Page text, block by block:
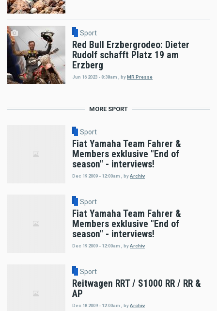
Sport
Red Bull Erzbergrodeo: Dieter
Rudolf schafft Platz 19 am
Erzberg
Jun 16 2023 - 8:38am byMR Presse
MORE SPORT
Sport
Fiat Yamaha Team Fahrer &
Members exklusive "End of
season" - interviews!
Dec 19 2009 - 12:00am , byArchiv
Sport
Fiat Yamaha Team Fahrer &
Members exklusive "End of
season" - interviews!
Dec 19 2009 - 12:00am byArchiv
Sport
Reitwagen RRT / S1000 RR / RR &
AP
Dec 18 2009 - 12:00am byArchiv